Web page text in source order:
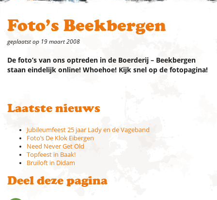
Foto’s Beekbergen
geplaatst op 19 maart 2008
De foto’s van ons optreden in de Boerderij – Beekbergen
staan eindelijk online! Whoehoe! Kijk snel op de fotopagina!
Laatste nieuws
Jubileumfeest 25 jaar Lady en de Vageband
Foto’s De Klok Eibergen
Need Never Get Old
Topfeest in Baak!
Bruiloft in Didam
Deel deze pagina